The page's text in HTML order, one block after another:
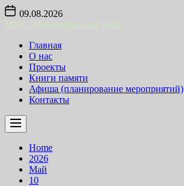
Skip
content
09.08.2026
Главная
О нас
Проекты
Книги памяти
Афиша (планирование мероприятий)
Контакты
Home
2026
Май
10